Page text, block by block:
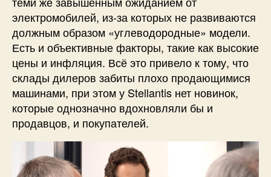
электромобилей, из-за которых не развиваются
должным образом «углеводородные» модели.
Есть и объективные факторы, такие как высокие
цены и инфляция. Всё это привело к тому, что
склады дилеров забиты плохо продающимися
машинами, при этом у Stellantis нет новинок,
которые однозначно вдохновляли бы и
продавцов, и покупателей.